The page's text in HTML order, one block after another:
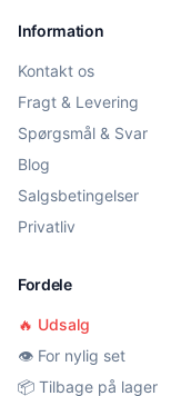
Information
Kontakt os
Fragt & Levering
Spørgsmål & Svar
Blog
Salgsbetingelser
Privatliv
Fordele
🔥 Udsalg
👁️ For nylig set
📦 Tilbage på lager